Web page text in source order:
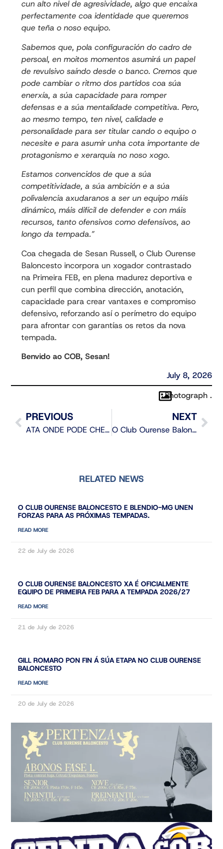
cun alto nivel de agresividade, algo que encaixa
perfectamente coa identidade que queremos
que teña o noso equipo.
Sabemos que, pola configuración do cadro de
persoal, en moitos momentos asumirá un papel
de revulsivo saíndo desde o banco. Cremos que
pode cambiar o ritmo dos partidos coa súa
enerxía, a súa capacidade para romper
defensas e a súa mentalidade competitiva. Pero,
ao mesmo tempo, ten nivel, calidade e
personalidade para ser titular cando o equipo o
necesite e para asumir unha cota importante de
protagonismo e xerarquía no noso xogo.
Estamos convencidos de que a súa
competitividade, a súa ambición e a súa
polivalencia axudaranos a ser un equipo máis
dinámico, máis difícil de defender e con máis
recursos, tanto ofensivos como defensivos, ao
longo da tempada.”
Coa chegada de Sesan Russell, o Club Ourense
Baloncesto incorpora un xogador contrastado
na Primeira FEB, en plena madurez deportiva e
cun perfil que combina dirección, anotación,
capacidade para crear vantaxes e compromiso
defensivo, reforzando así o perímetro do equipo
para afrontar con garantías os retos da nova
tempada.
Benvido ao COB, Sesan!
July 8, 2026
Photograph .
PREVIOUS
ATA ONDE PODE CHEGAR O COB ESTE VERÁN?
NEXT
O Club Ourense Baloncesto presenta o balance da tempada e marca os obxectivos para o curso 2026/27
RELATED NEWS
O CLUB OURENSE BALONCESTO E BLENDIO-MG UNEN
FORZAS PARA AS PRÓXIMAS TEMPADAS.
READ MORE
22 de July de 2026
O CLUB OURENSE BALONCESTO XA É OFICIALMENTE
EQUIPO DE PRIMEIRA FEB PARA A TEMPADA 2026/27
READ MORE
21 de July de 2026
GILL ROMARO PON FIN Á SÚA ETAPA NO CLUB OURENSE
BALONCESTO
READ MORE
20 de July de 2026